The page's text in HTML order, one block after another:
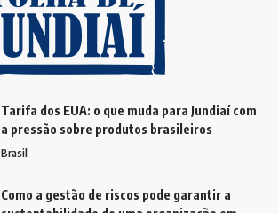
Tarifa dos EUA: o que muda para Jundiaí com
a pressão sobre produtos brasileiros
Brasil
Como a gestão de riscos pode garantir a